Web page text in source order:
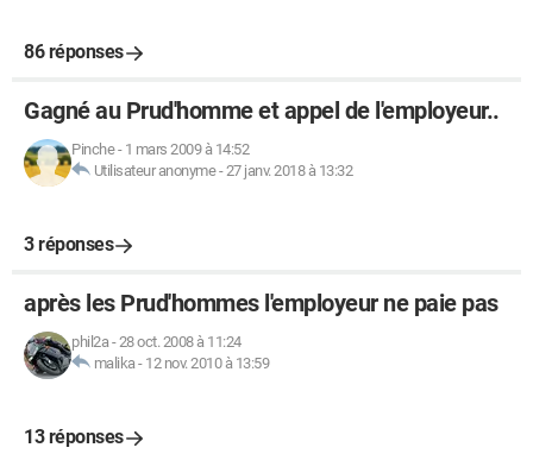
86 réponses
Gagné au Prud'homme et appel de l'employeur..
Pinche- 1 mars 2009 à 14:52
Utilisateur anonyme-27 janv. 2018 à 13:32
3 réponses
après les Prud'hommes l'employeur ne paie pas
phil2a-28 oct. 2008 à 11:24
malika- 12 nov. 2010 à 13:59
13 réponses